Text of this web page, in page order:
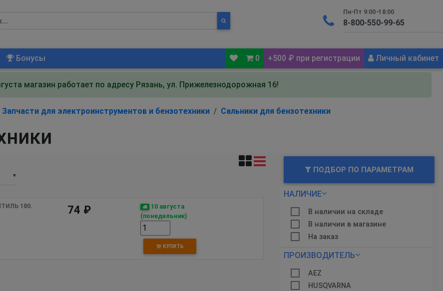
Пн-Пт 9:00-18:00
Бонусы 0 +500 ₽ при регистрации Личный кабинет
магазин работает по адресу Рязань, ул. Прижелезнодорожная 16!
Запчасти для электроинструментов и бензотехники Сальники для бензотехники
ПОДБОР ПО ПАРАМЕТРАМ
НАЛИЧИЕ
В наличии на складе
В наличии в магазине
На заказ
ПРОИЗВОДИТЕЛЬ
AEZ
HUSQVARNA
▼
180.
74 ₽
10 августа
(понедельник)
КУПИТЬ